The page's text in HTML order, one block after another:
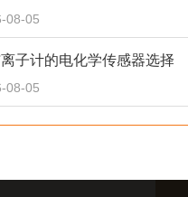
08-05
子计的电化学传感器选择
08-05